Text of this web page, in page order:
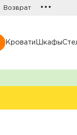
Возврат •••
Кровати Шкафы
Шкафы